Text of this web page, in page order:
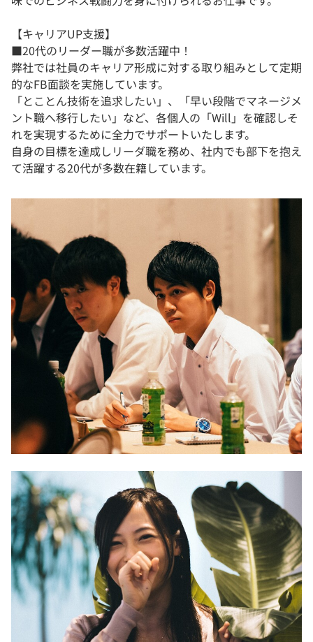
【キャリアUP支援】
■20代のリーダー職が多数活躍中！
弊社では社員のキャリア形成に対する取り組みとして定期
的なFB面談を実施しています。
「とことん技術を追求したい」、「早い段階でマネージメ
ント職へ移行したい」など、各個人の「Will」を確認しそ
れを実現するために全力でサポートいたします。
自身の目標を達成しリーダ職を務め、社内でも部下を抱え
て活躍する20代が多数在籍しています。